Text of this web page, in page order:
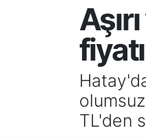
TL'den
GÜNÜN MANŞETİ
KÜLTÜR - SANAT
MAGAZİN
Mersin Trafik
Süper Lig Puan
Tüm Manşetler
Son Dakika